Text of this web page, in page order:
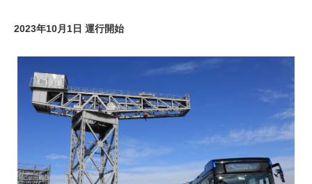
2023年10月1日 運行開始